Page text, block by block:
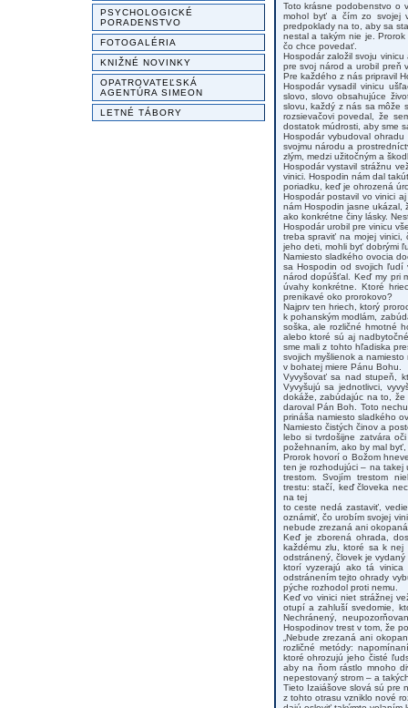
PSYCHOLOGICKÉ
PORADENSTVO
FOTOGALÉRIA
KNIŽNÉ NOVINKY
OPATROVATEĽSKÁ
AGENTÚRA SIMEON
LETNÉ TÁBORY
Toto krásne podobenstvo o
mohol byť a čím zo svojej
predpoklady na to, aby sa
nestal a takým nie je.
čo chce povedať.
Hospodár založil svoju
pre svoj národ a urobil preň
Pre každého z nás pripravil
Hospodár vysadil vinicu
slovo, slovo obsahujúce
slovu, každý z nás sa môže
rozsievačovi povedal, že
dostatok múdrosti, aby sme
Hospodár vybudoval
svojmu národu a
zlým, medzi užitočným a
Hospodár vystavil strážnu
vinici. Hospodin nám dal
poriadku, keď je ohrozená
Hospodár postavil vo vinici
nám Hospodin jasne ukázal,
ako konkrétne činy lásky.
Hospodár urobil pre vinicu
treba spraviť na mojej vinici,
jeho deti, mohli byť dobrými
Namiesto sladkého ovocia
sa Hospodin od svojich ľudí
národ dopúšťal. Keď my pri
úvahy konkrétne. Ktoré
prenikavé oko prorokovo?
Najprv ten hriech, ktorý
k pohanským modlám,
soška, ale rozličné hmotné
alebo ktoré sú aj
sme mali z tohto hľadiska
svojich myšlienok a
v bohatej miere Pánu Bohu.
Vyvyšovať sa nad stupeň,
Vyvyšujú sa jednotlivci,
dokáže, zabúdajúc na to,
daroval Pán Boh. Toto
prináša namiesto sladkého
Namiesto čistých činov a
lebo si tvrdošijne zatvára
požehnaním, ako by mal
Prorok hovorí o Božom
ten je rozhodujúci – na takej
trestom. Svojím trestom
trestu: stačí, keď človeka
na tej
to ceste nedá zastaviť,
oznámiť, čo urobím svojej
nebude zrezaná ani
Keď je zborená ohrada,
každému zlu, ktoré sa k nej
odstránený, človek je
ktorí vyzerajú ako tá
odstránením tejto ohrady
pýche rozhodol proti nemu.
Keď vo vinici niet strážnej
otupí a zahluší svedomie,
Nechránený,
Hospodinov trest v tom, že
„Nebude zrezaná ani
rozličné metódy:
ktoré ohrozujú jeho čisté
aby na ňom rástlo mnoho
nepestovaný strom – a
Tieto Izaiášove slová sú pre
z tohto otrasu vzniklo nové